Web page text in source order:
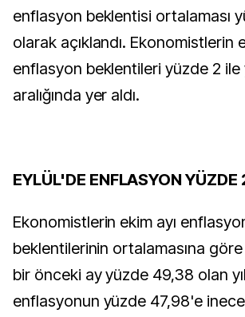
enflasyon beklentisi ortalaması
olarak açıklandı. Ekonomistlerin
enflasyon beklentileri yüzde 2 ile
aralığında yer aldı.
EYLÜL'DE ENFLASYON
Ekonomistlerin ekim ayı
beklentilerinin ortalamasına
bir önceki ay yüzde 49,38 olan
enflasyonun yüzde 47,98'e